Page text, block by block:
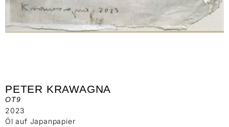
PETER KRAWAGNA
OT9
2023
Öl auf Japanpapier